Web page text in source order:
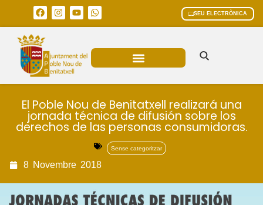
SEU ELECTRÒNICA
El Poble Nou de Benitatxell realizará una
jornada técnica de difusión sobre los
derechos de las personas consumidoras.
Sense categoritzar
8 Novembre 2018